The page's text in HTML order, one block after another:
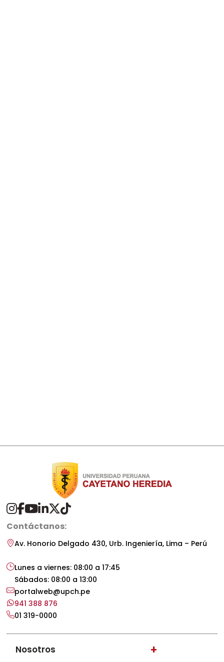
Contáctanos:
Av. Honorio Delgado 430, Urb. Ingeniería, Lima – Perú
Lunes a viernes: 08:00 a 17:45
Sábados: 08:00 a 13:00
portalweb@upch.pe
941 388 876
01 319-0000
Nosotros +